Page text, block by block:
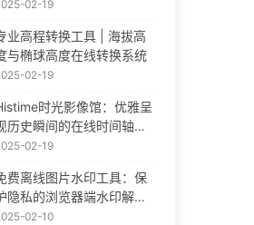
方案02-19
业高程转换工具 | 海拔高
与椭球高度在线转换系统
02-19
时光影像馆：优雅呈
历史瞬间的在线时间轴相
| Historical Photo Timeli
02-19
费离线图片水印工具：保
隐私的浏览器端水印解决
案 | Free Offline Image
02-10